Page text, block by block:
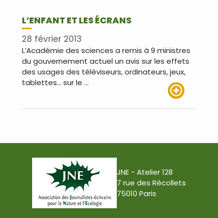
L’ENFANT ET LES ÉCRANS
28 février 2013
L’Académie des sciences a remis à 9 ministres
du gouvernement actuel un avis sur les effets
des usages des téléviseurs, ordinateurs, jeux,
tablettes… sur le …
JNE - Atelier 128
7 rue des Récollets
75010 Paris